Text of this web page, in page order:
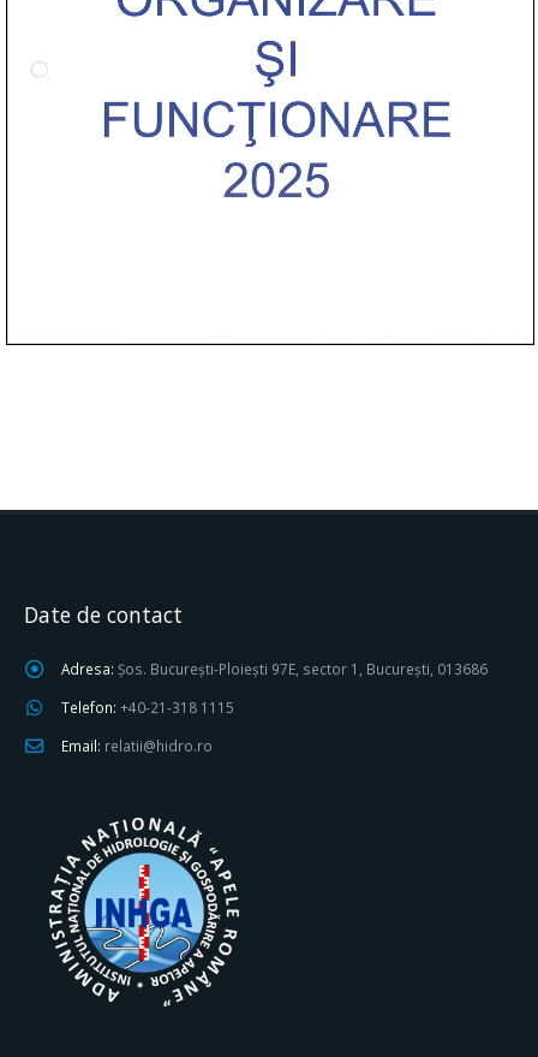
Date de contact
Adresa: Șos. București-Ploiești 97E, sector 1, București, 013686
Telefon: +40-21-318 1115
Email: relatii@hidro.ro